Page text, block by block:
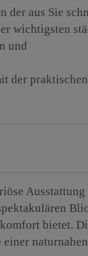
der aus Sie
wichtigsten
und
der praktischen
Ausstattung
bietet.
naturnahen